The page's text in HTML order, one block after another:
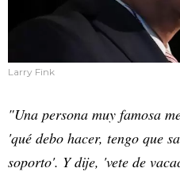
Larry Fink
"Una persona muy famosa
'qué debo hacer, tengo que
soporto'. Y dije, 'vete de